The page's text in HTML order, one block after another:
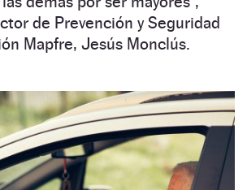
de Prevención y Seguridad
Mapfre, Jesús Monclús.